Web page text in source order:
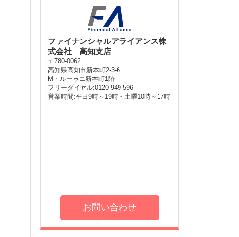
ファイナンシャルアライアンス株
式会社 高知支店
〒780-0062
高知県高知市新本町2-3-6
M・ルーゥエ新本町1階
フリーダイヤル:0120-949-596
営業時間:平日9時～19時・土曜10時～17時
お問い合わせ